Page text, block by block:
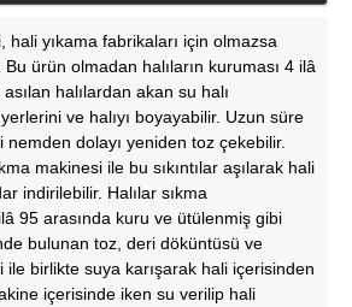
hali yıkama fabrikaları için olmazsa
ürün olmadan halıların kuruması 4 ilâ
halılardan akan su halı
ve halıyı boyayabilir. Uzun süre
nemden dolayı yeniden toz çekebilir.
makinesi ile bu sıkıntılar aşılarak hali
indirilebilir. Halılar sıkma
95 arasında kuru ve ütülenmiş gibi
bulunan toz, deri döküntüsü ve
ile birlikte suya karışarak hali içerisinden
içerisinde iken su verilip hali